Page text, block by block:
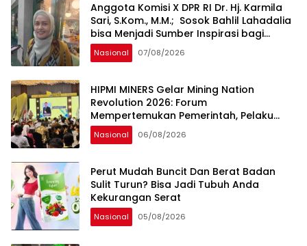
Anggota Komisi X DPR RI Dr. Hj. Karmila
Sari, S.Kom., M.M.; Sosok Bahlil Lahadalia
bisa Menjadi Sumber Inspirasi bagi
Generasi Muda, Pelaku Usaha,
Pemerintah, maupun Pemangku
sama Memberikan Kontribusi bagi
Pembangunan Nasional.
Nasional 07/08/2026
HIPMI MINERS Gelar Mining Nation
Revolution 2026: Forum
Mempertemukan Pemerintah, Pelaku
Industri, Investor, Akademisi, dan
Pengusaha dalam Mendukung
Nasional 06/08/2026
Perut Mudah Buncit Dan Berat Badan
Sulit Turun? Bisa Jadi Tubuh Anda
Kekurangan Serat
Nasional 05/08/2026